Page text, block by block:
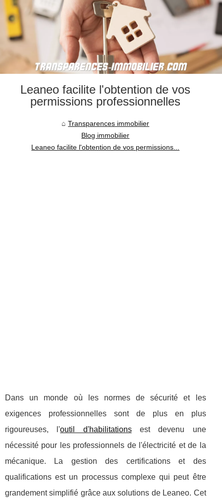
Leaneo facilite l'obtention de vos
permissions professionnelles
Transparences immobilier
Blog immobilier
Leaneo facilite l'obtention de vos permissions...
Dans un monde où les normes de sécurité et les
exigences professionnelles sont de plus en plus
rigoureuses, l'outil d'habilitationsest devenu une
nécessité pour les professionnels de l'électricité et de la
mécanique. La gestion des certifications et des
qualifications est un processus complexe qui peut être
grandement simplifié grâce aux solutions de Leaneo. Cet